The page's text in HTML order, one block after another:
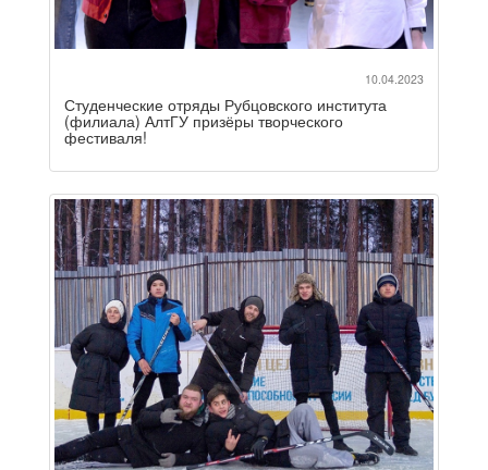
10.04.2023
Студенческие отряды Рубцовского института
(филиала) АлтГУ призёры творческого
фестиваля!